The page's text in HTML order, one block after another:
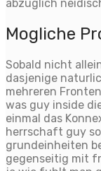
abzuglich
Mogliche
Sobald nicht
dasjenige
mehreren
was guy inside
einmal das
herrschaft guy
grundeinheiten
gegenseitig mit